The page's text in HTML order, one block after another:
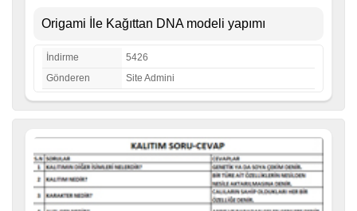
Origami İle Kağıttan DNA modeli yapımı
İndirme
5426
Gönderen
Site Admini